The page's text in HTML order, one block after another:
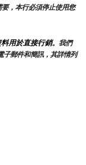
要，本行必須停止使用您
用於直接行銷。我們
子郵件和簡訊，其詳情列